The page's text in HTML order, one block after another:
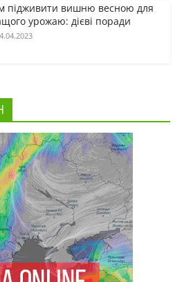
підживити вишню весною для
урожаю: дієві поради